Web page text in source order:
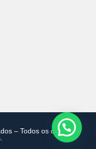
– Todos os direitos